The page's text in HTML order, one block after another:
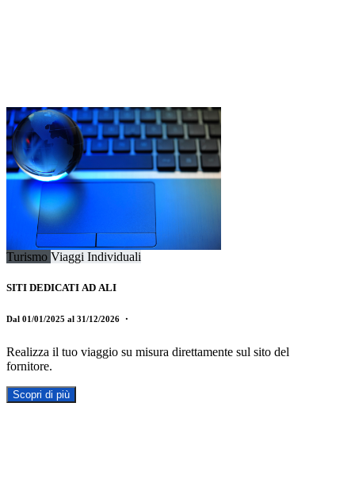
Turismo Viaggi Individuali
SITI DEDICATI AD ALI
Dal 01/01/2025 al 31/12/2026 ・
Realizza il tuo viaggio su misura direttamente sul sito del
fornitore.
Scopri di più